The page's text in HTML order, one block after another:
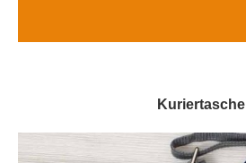
Kuriertasche